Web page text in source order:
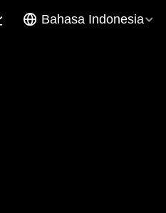
Bahasa Indonesia